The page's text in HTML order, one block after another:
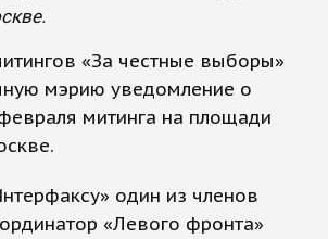
«За честные выборы»
мэрию уведомление о
митинга на площади
один из членов
«Левого фронта»